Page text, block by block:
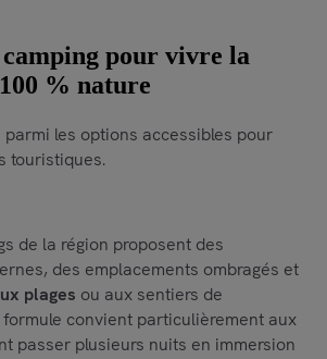
pour vivre la
% nature
parmi les options accessibles pour
touristiques.
de la région proposent des
des emplacements ombragés et
plages ou aux sentiers de
formule convient particulièrement aux
passer plusieurs nuits en immersion